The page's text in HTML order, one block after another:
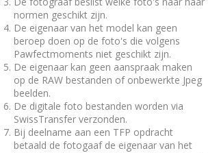
normen geschikt zijn.
De eigenaar van het model kan geen
beroep doen op de foto's die volgens
Pawfectmoments niet geschikt zijn.
De eigenaar kan geen aanspraak maken
op de RAW bestanden of onbewerkte Jpeg
beelden.
De digitale foto bestanden worden via
SwissTransfer verzonden.
Bij deelname aan een TFP opdracht
betaald de fotogaaf de eigenaar van het